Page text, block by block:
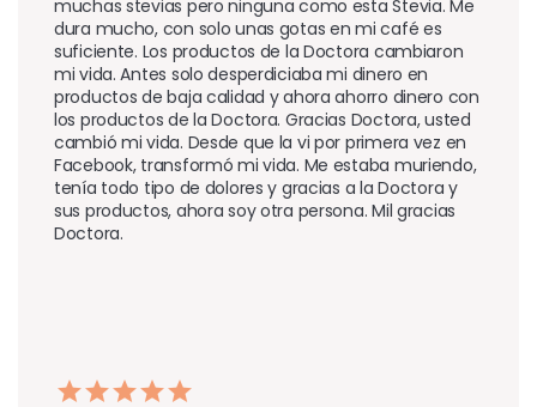
muchas stevias pero ninguna como esta Stevia. Me
dura mucho, con solo unas gotas en mi café es
suficiente. Los productos de la Doctora cambiaron
mi vida. Antes solo desperdiciaba mi dinero en
productos de baja calidad y ahora ahorro dinero con
los productos de la Doctora. Gracias Doctora, usted
cambió mi vida. Desde que la vi por primera vez en
Facebook, transformó mi vida. Me estaba muriendo,
tenía todo tipo de dolores y gracias a la Doctora y
sus productos, ahora soy otra persona. Mil gracias
Doctora.